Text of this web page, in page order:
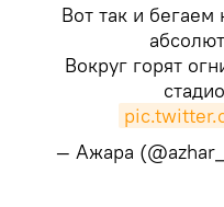
Вот так и бегаем
Вокруг горят
— Ажара